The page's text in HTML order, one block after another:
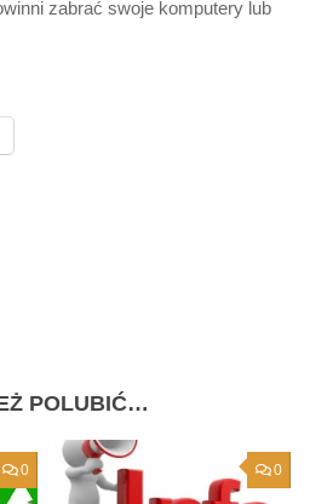
zabrać swoje komputery lub
POLUBIĆ…
0 0